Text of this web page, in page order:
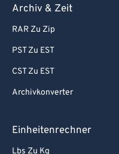
Archiv & Zeit
RAR Zu Zip
PST Zu EST
CST Zu EST
Archivkonverter
Einheitenrechner
Lbs Zu Kg